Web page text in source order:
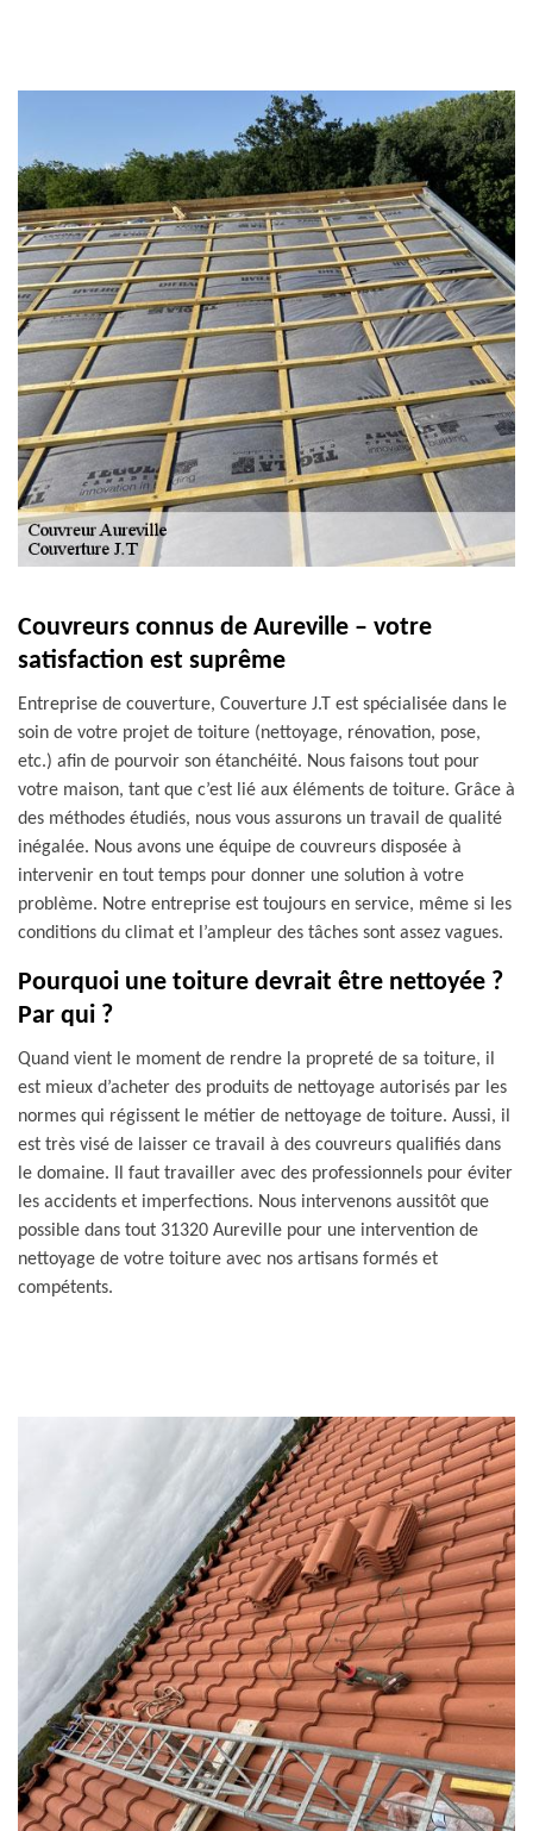
Couvreurs connus de Aureville – votre
satisfaction est suprême
Entreprise de couverture, Couverture J.T est spécialisée dans le
soin de votre projet de toiture (nettoyage, rénovation, pose,
etc.) afin de pourvoir son étanchéité. Nous faisons tout pour
votre maison, tant que c’est lié aux éléments de toiture. Grâce à
des méthodes étudiés, nous vous assurons un travail de qualité
inégalée. Nous avons une équipe de couvreurs disposée à
intervenir en tout temps pour donner une solution à votre
problème. Notre entreprise est toujours en service, même si les
conditions du climat et l’ampleur des tâches sont assez vagues.
Pourquoi une toiture devrait être nettoyée ?
Par qui ?
Quand vient le moment de rendre la propreté de sa toiture, il
est mieux d’acheter des produits de nettoyage autorisés par les
normes qui régissent le métier de nettoyage de toiture. Aussi, il
est très visé de laisser ce travail à des couvreurs qualifiés dans
le domaine. Il faut travailler avec des professionnels pour éviter
les accidents et imperfections. Nous intervenons aussitôt que
possible dans tout 31320 Aureville pour une intervention de
nettoyage de votre toiture avec nos artisans formés et
compétents.